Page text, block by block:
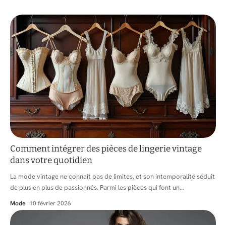
Comment intégrer des pièces de lingerie vintage
dans votre quotidien
La mode vintage ne connaît pas de limites, et son intemporalité séduit
de plus en plus de passionnés. Parmi les pièces qui font un…
Mode 10 février 2026